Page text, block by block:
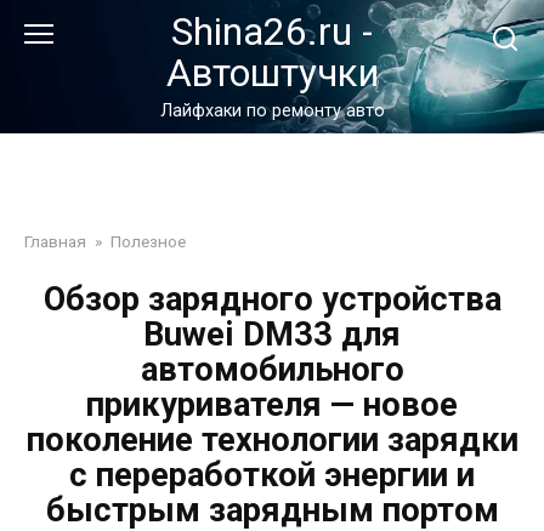
Shina26.ru -
Автоштучки
Лайфхаки по ремонту авто
Главная » Полезное
Обзор зарядного устройства
Buwei DM33 для
автомобильного
прикуривателя — новое
поколение технологии зарядки
с переработкой энергии и
быстрым зарядным портом